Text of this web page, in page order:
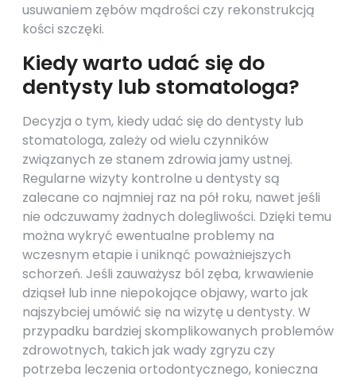
usuwaniem zębów mądrości czy rekonstrukcją
kości szczęki.
Kiedy warto udać się do
dentysty lub stomatologa?
Decyzja o tym, kiedy udać się do dentysty lub
stomatologa, zależy od wielu czynników
związanych ze stanem zdrowia jamy ustnej.
Regularne wizyty kontrolne u dentysty są
zalecane co najmniej raz na pół roku, nawet jeśli
nie odczuwamy żadnych dolegliwości. Dzięki temu
można wykryć ewentualne problemy na
wczesnym etapie i uniknąć poważniejszych
schorzeń. Jeśli zauważysz ból zęba, krwawienie
dziąseł lub inne niepokojące objawy, warto jak
najszybciej umówić się na wizytę u dentysty. W
przypadku bardziej skomplikowanych problemów
zdrowotnych, takich jak wady zgryzu czy
potrzeba leczenia ortodontycznego, konieczna